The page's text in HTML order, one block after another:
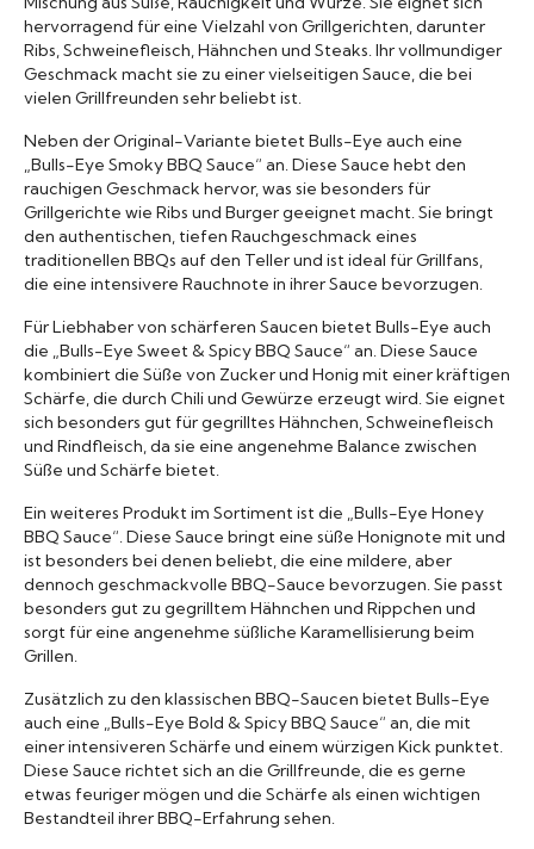
hervorragend für eine Vielzahl von Grillgerichten, darunter
Ribs, Schweinefleisch, Hähnchen und Steaks. Ihr vollmundiger
Geschmack macht sie zu einer vielseitigen Sauce, die bei
vielen Grillfreunden sehr beliebt ist.
Neben der Original-Variante bietet Bulls-Eye auch eine
„Bulls-Eye Smoky BBQ Sauce“ an. Diese Sauce hebt den
rauchigen Geschmack hervor, was sie besonders für
Grillgerichte wie Ribs und Burger geeignet macht. Sie bringt
den authentischen, tiefen Rauchgeschmack eines
traditionellen BBQs auf den Teller und ist ideal für Grillfans,
die eine intensivere Rauchnote in ihrer Sauce bevorzugen.
Für Liebhaber von schärferen Saucen bietet Bulls-Eye auch
die „Bulls-Eye Sweet & Spicy BBQ Sauce“ an. Diese Sauce
kombiniert die Süße von Zucker und Honig mit einer kräftigen
Schärfe, die durch Chili und Gewürze erzeugt wird. Sie eignet
sich besonders gut für gegrilltes Hähnchen, Schweinefleisch
und Rindfleisch, da sie eine angenehme Balance zwischen
Süße und Schärfe bietet.
Ein weiteres Produkt im Sortiment ist die „Bulls-Eye Honey
BBQ Sauce“. Diese Sauce bringt eine süße Honignote mit und
ist besonders bei denen beliebt, die eine mildere, aber
dennoch geschmackvolle BBQ-Sauce bevorzugen. Sie passt
besonders gut zu gegrilltem Hähnchen und Rippchen und
sorgt für eine angenehme süßliche Karamellisierung beim
Grillen.
Zusätzlich zu den klassischen BBQ-Saucen bietet Bulls-Eye
auch eine „Bulls-Eye Bold & Spicy BBQ Sauce“ an, die mit
einer intensiveren Schärfe und einem würzigen Kick punktet.
Diese Sauce richtet sich an die Grillfreunde, die es gerne
etwas feuriger mögen und die Schärfe als einen wichtigen
Bestandteil ihrer BBQ-Erfahrung sehen.